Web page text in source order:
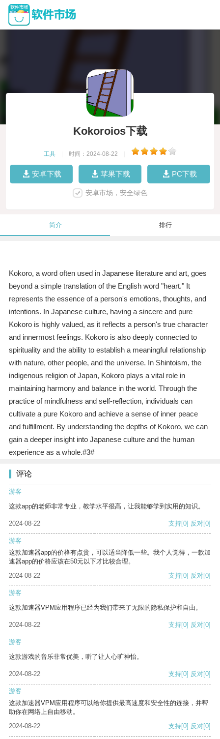
Kokoroios下载
工具 时间：2024-08-22
安卓下载 苹果下载 PC下载
安卓市场，安全绿色
简介 排行
Kokoro, a word often used in Japanese literature and art, goes
beyond a simple translation of the English word "heart." It
represents the essence of a person's emotions, thoughts, and
intentions. In Japanese culture, having a sincere and pure
Kokoro is highly valued, as it reflects a person's true character
and innermost feelings. Kokoro is also deeply connected to
spirituality and the ability to establish a meaningful relationship
with nature, other people, and the universe. In Shintoism, the
indigenous religion of Japan, Kokoro plays a vital role in
maintaining harmony and balance in the world. Through the
practice of mindfulness and self-reflection, individuals can
cultivate a pure Kokoro and achieve a sense of inner peace
and fulfillment. By understanding the depths of Kokoro, we can
gain a deeper insight into Japanese culture and the human
experience as a whole.#3#
评论
游客
这款app的老师非常专业，教学水平很高，让我能够学到实用的知识。
2024-08-22 支持[0] 反对[0]
游客
这款加速器app的价格有点贵，可以适当降低一些。我个人觉得，一款加
速器app的价格应该在50元以下才比较合理。
2024-08-22
支持[0] 反对[0]
游客
这款加速器VPM应用程序已经为我们带来了无限的隐私保护和自由。
2024-08-22 支持[0] 反对[0]
游客
这款游戏的音乐非常优美，听了让人心旷神怡。
2024-08-22 支持[0] 反对[0]
游客
这款加速器VPM应用程序可以给你提供最高速度和安全性的连接，并帮
助你在网络上自由移动。
2024-08-22
支持[0] 反对[0]